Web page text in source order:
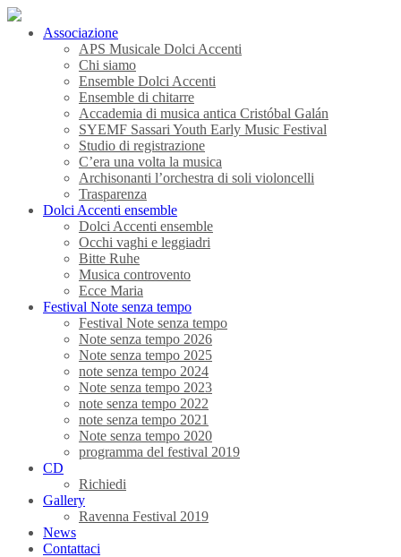
Associazione
APS Musicale Dolci Accenti
Chi siamo
Ensemble Dolci Accenti
Ensemble di chitarre
Accademia di musica antica Cristóbal Galán
SYEMF Sassari Youth Early Music Festival
Studio di registrazione
C’era una volta la musica
Archisonanti l’orchestra di soli violoncelli
Trasparenza
Dolci Accenti ensemble
Dolci Accenti ensemble
Occhi vaghi e leggiadri
Bitte Ruhe
Musica controvento
Ecce Maria
Festival Note senza tempo
Festival Note senza tempo
Note senza tempo 2026
Note senza tempo 2025
note senza tempo 2024
Note senza tempo 2023
note senza tempo 2022
note senza tempo 2021
Note senza tempo 2020
programma del festival 2019
CD
Richiedi
Gallery
Ravenna Festival 2019
News
Contattaci